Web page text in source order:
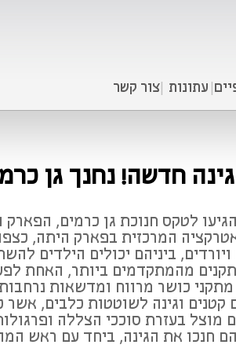
עתונות צור קשר
לטקס חנוכת גן כרמים, הפארק
(22.9.14). האטרקציה המרכזית בפארק
ויורדים, ביניהם יכולים הילדים
מהמתקדמים ביותר, האחת
כושר מרווח ומדשאות
קטנים וגינה לשוטטות כלבים,
בעזרת סוככי הצללה
חנכו את הגינה, ביחד עם ראש